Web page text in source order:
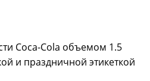
Coca-Cola объемом 1.5
и праздничной этикеткой